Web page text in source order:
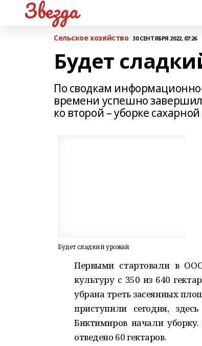
Звезда
Сельское хозяйство 30 СЕНТЯБРЯ 2022, 07:26
Будет
По сводкам
времени успешно
ко второй – уборке
Будет сладкий урожай
Первыми стартовали в
культуру с 350 из 640
убрана треть засеянных
приступили сегодня,
Биктимиров начали
отведено 60 гектаров.